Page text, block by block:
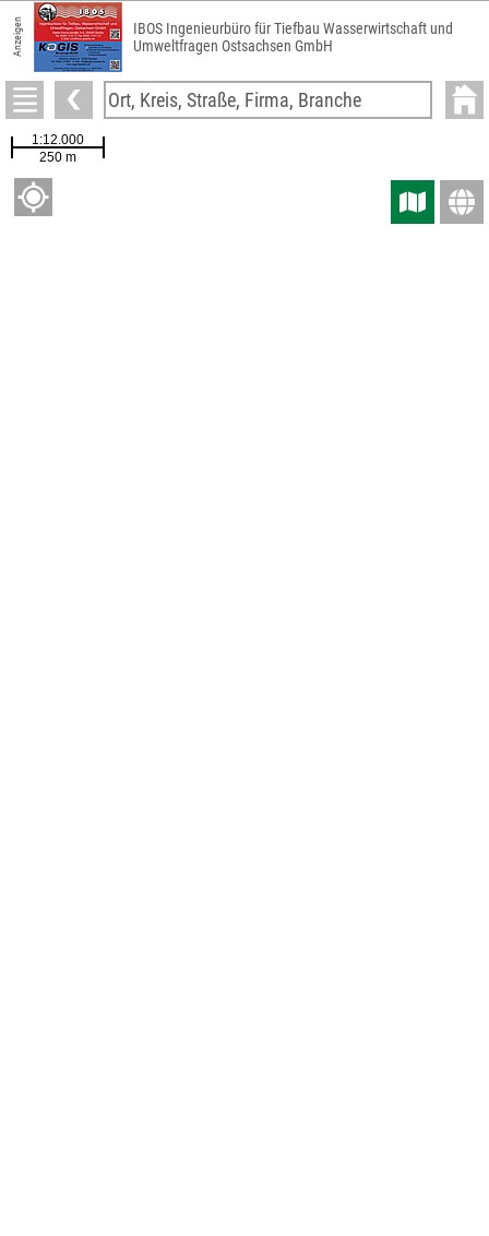
Anzeigen
IBOS Ingenieurbüro für Tiefbau Wasserwirtschaft und
Umweltfragen Ostsachsen GmbH